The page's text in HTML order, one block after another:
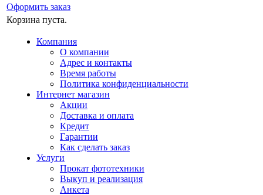
Оформить заказ
Корзина пуста.
Компания
О компании
Адрес и контакты
Время работы
Политика конфиденциальности
Интернет магазин
Акции
Доставка и оплата
Кредит
Гарантии
Как сделать заказ
Услуги
Прокат фототехники
Выкуп и реализация
Анкета